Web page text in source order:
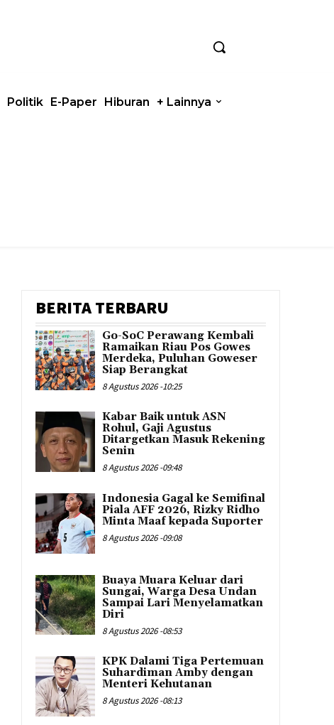
Politik E-Paper Hiburan + Lainnya
BERITA TERBARU
Go-SoC Perawang Kembali
Ramaikan Riau Pos Gowes
Merdeka, Puluhan Goweser
Siap Berangkat
8 Agustus 2026 -10:25
Kabar Baik untuk ASN
Rohul, Gaji Agustus
Ditargetkan Masuk Rekening
Senin
8 Agustus 2026 -09:48
Indonesia Gagal ke Semifinal
Piala AFF 2026, Rizky Ridho
Minta Maaf kepada Suporter
8 Agustus 2026 -09:08
Buaya Muara Keluar dari
Sungai, Warga Desa Undan
Sampai Lari Menyelamatkan
Diri
8 Agustus 2026 -08:53
KPK Dalami Tiga Pertemuan
Suhardiman Amby dengan
Menteri Kehutanan
8 Agustus 2026 -08:13